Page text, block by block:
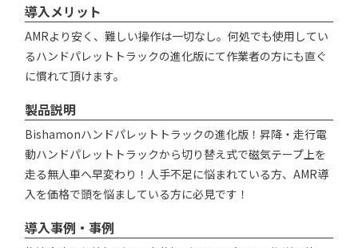
導入メリット
AMRより安く、難しい操作は一切なし。何処でも使用してい
るハンドパレットトラックの進化版にて作業者の方にも直ぐ
に慣れて頂けます。
製品説明
Bishamonハンドパレットトラックの進化版！昇降・走行電
動ハンドパレットトラックから切り替え式で磁気テープ上を
走る無人車へ早変わり！人手不足に悩まれている方、AMR導
入を価格で頭を悩ましている方に必見です！
導入事例・事例